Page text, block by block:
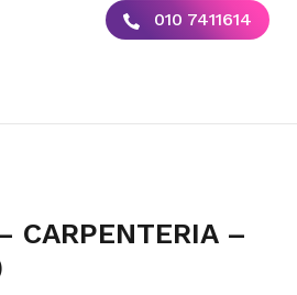
010 7411614
CARPENTERIA –